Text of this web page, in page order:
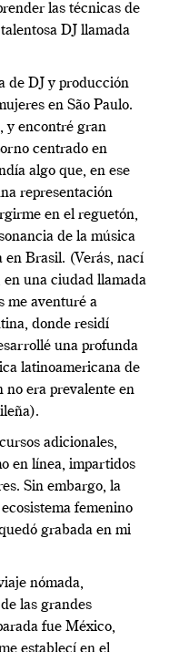
las técnicas de
DJ llamada
de DJ y producción
en São Paulo.
y encontré gran
centrado en
algo que, en ese
representación
en el reguetón,
de la música
en Brasil. (Verás, nací
una ciudad llamada
me aventuré a
donde residí
una profunda
latinoamericana de
no era prevalente en
adicionales,
en línea, impartidos
Sin embargo, la
femenino
grabada en mi
nómada,
las grandes
fue México,
establecí en el